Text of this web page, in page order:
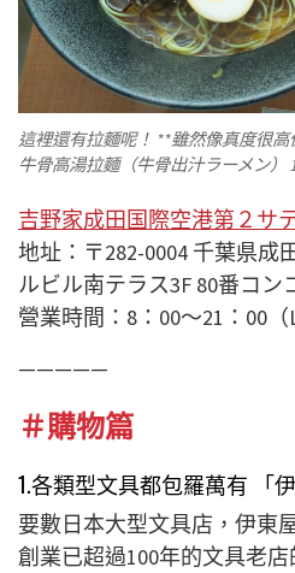
這裡還有拉麵呢！ **雖然像真度很高
牛骨高湯拉麵（牛骨出汁ラーメン）
吉野家成田国際空港第２サ
地址：〒282-0004 千葉県成
ルビル南テラス3F 80番コン
營業時間：8：00～21：00（
—————
＃購物篇
1.各類型文具都包羅萬有 「伊
要數日本大型文具店，伊東
創業已超過100年的文具老